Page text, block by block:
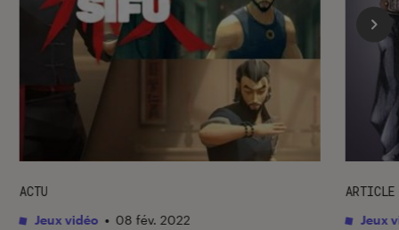
ACTU
Jeux vidéo • 08 fév. 2022
ARTICLE
Jeux